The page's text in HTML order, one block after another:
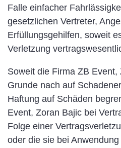
Falle einfacher
gesetzlichen Vertreter,
Erfüllungsgehilfen, soweit
Verletzung
Soweit die Firma ZB Event,
Grunde nach auf
Haftung auf Schäden
Event, Zoran Bajic bei
Folge einer
oder die sie bei